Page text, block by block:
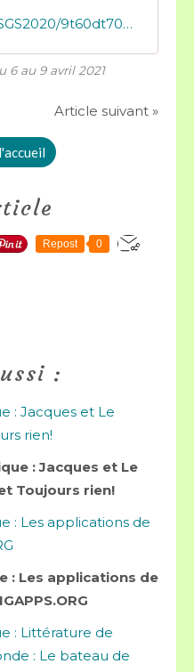
https://padlet.com/MSGS2020/9t60dt7044iv4jv4
6 au 9 avril 2021
Article suivant »
Repost 0
:
: Jacques et Le
Toujours rien!
: Les applications de